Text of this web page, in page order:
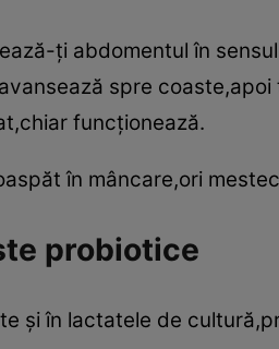
ţi abdomentul în
spre
funcţionează.
în mâncare,ori
probiotice
şi în lactatele de